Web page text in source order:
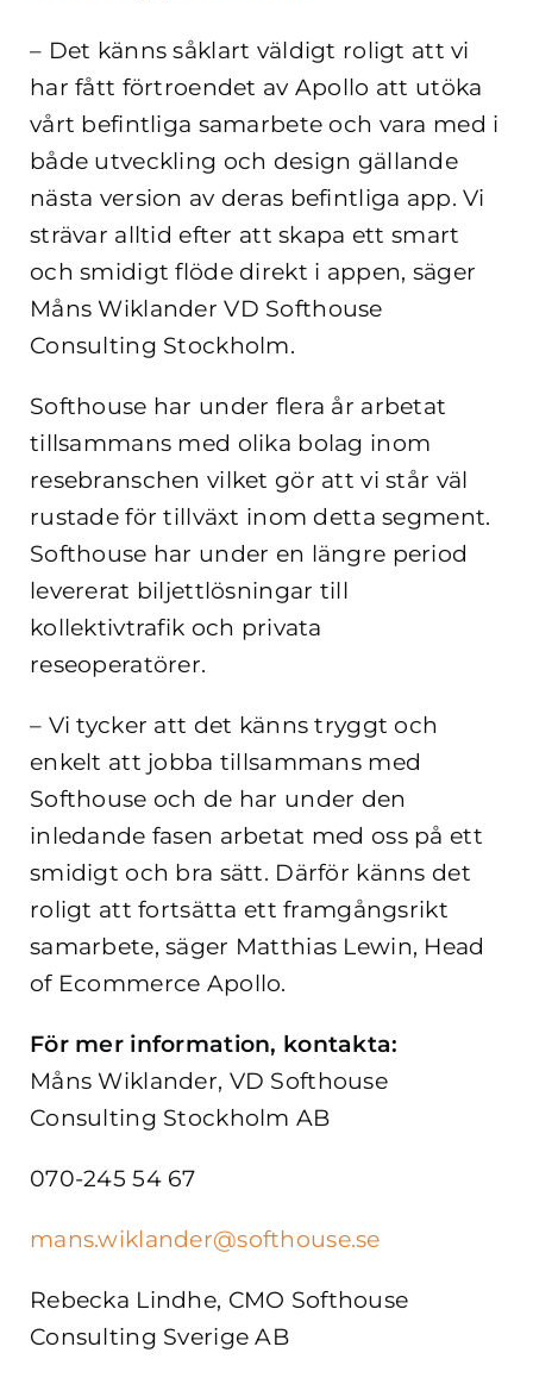
– Det känns såklart väldigt roligt att vi
har fått förtroendet av Apollo att utöka
vårt befintliga samarbete och vara med i
både utveckling och design gällande
nästa version av deras befintliga app. Vi
strävar alltid efter att skapa ett smart
och smidigt flöde direkt i appen, säger
Måns Wiklander VD Softhouse
Consulting Stockholm.
Softhouse har under flera år arbetat
tillsammans med olika bolag inom
resebranschen vilket gör att vi står väl
rustade för tillväxt inom detta segment.
Softhouse har under en längre period
levererat biljettlösningar till
kollektivtrafik och privata
reseoperatörer.
– Vi tycker att det känns tryggt och
enkelt att jobba tillsammans med
Softhouse och de har under den
inledande fasen arbetat med oss på ett
smidigt och bra sätt. Därför känns det
roligt att fortsätta ett framgångsrikt
samarbete, säger Matthias Lewin, Head
of Ecommerce Apollo.
För mer information, kontakta:
Måns Wiklander, VD Softhouse
Consulting Stockholm AB
070-245 54 67
mans.wiklander@softhouse.se
Rebecka Lindhe, CMO Softhouse
Consulting Sverige AB